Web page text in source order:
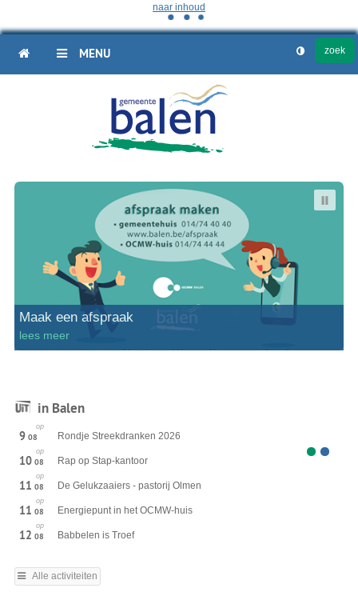
naar inhoud
HOME MENU
Welkom
Balen
Maak een afspraak
lees meer
in Balen
op
9 08 Rondje Streekdranken 2026
op
10 08 Rap op Stap-kantoor
op
11 08 De Gelukzaaiers - pastorij Olmen
op
11 08 Energiepunt in het OCMW-huis
op
12 08 Babbelen is Troef
Alle activiteiten